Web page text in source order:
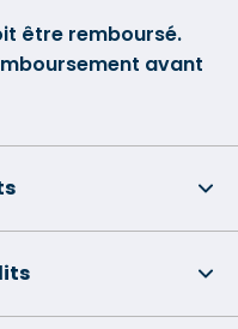
être remboursé.
avant